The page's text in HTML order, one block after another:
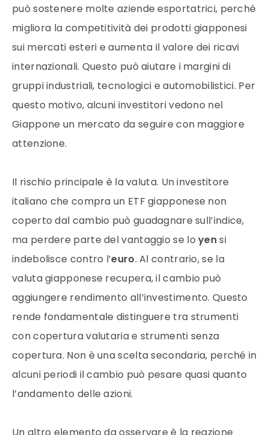
può sostenere molte aziende esportatrici, perché
migliora la competitività dei prodotti giapponesi
sui mercati esteri e aumenta il valore dei ricavi
internazionali. Questo può aiutare i margini di
gruppi industriali, tecnologici e automobilistici. Per
questo motivo, alcuni investitori vedono nel
Giappone un mercato da seguire con maggiore
attenzione.
Il rischio principale è la valuta. Un investitore
italiano che compra un ETF giapponese non
coperto dal cambio può guadagnare sull’indice,
ma perdere parte del vantaggio se loyensi
indebolisce contro l’euro. Al contrario, se la
valuta giapponese recupera, il cambio può
aggiungere rendimento all’investimento. Questo
rende fondamentale distinguere tra strumenti
con copertura valutaria e strumenti senza
copertura. Non è una scelta secondaria, perché in
alcuni periodi il cambio può pesare quasi quanto
l’andamento delle azioni.
Un altro elemento da osservare è la reazione